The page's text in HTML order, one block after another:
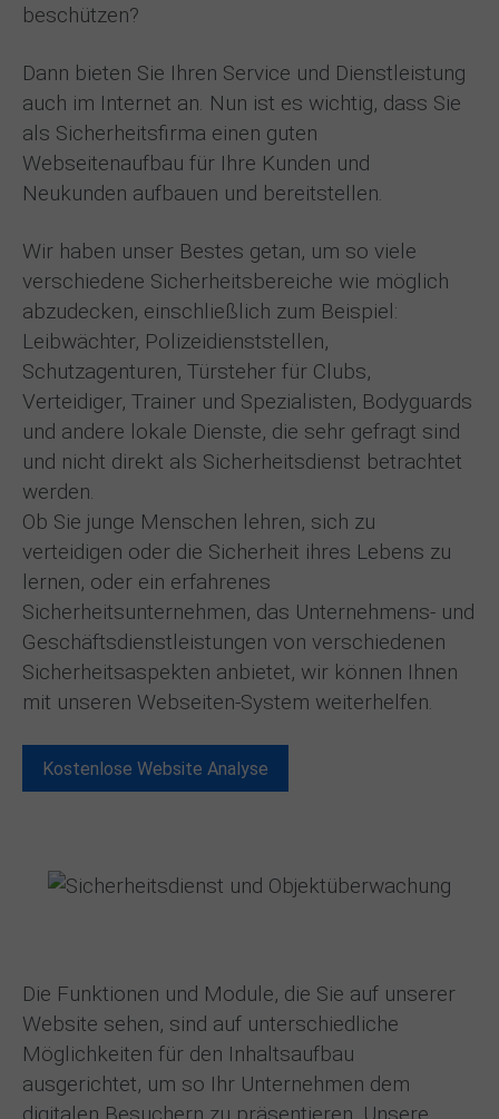
beschützen?
Dann bieten Sie Ihren Service und Dienstleistung
auch im Internet an. Nun ist es wichtig, dass Sie
als Sicherheitsfirma einen guten
Webseitenaufbau für Ihre Kunden und
Neukunden aufbauen und bereitstellen.
Wir haben unser Bestes getan, um so viele
verschiedene Sicherheitsbereiche wie möglich
abzudecken, einschließlich zum Beispiel:
Leibwächter, Polizeidienststellen,
Schutzagenturen, Türsteher für Clubs,
Verteidiger, Trainer und Spezialisten, Bodyguards
und andere lokale Dienste, die sehr gefragt sind
und nicht direkt als Sicherheitsdienst betrachtet
werden.
Ob Sie junge Menschen lehren, sich zu
verteidigen oder die Sicherheit ihres Lebens zu
lernen, oder ein erfahrenes
Sicherheitsunternehmen, das Unternehmens- und
Geschäftsdienstleistungen von verschiedenen
Sicherheitsaspekten anbietet, wir können Ihnen
mit unseren Webseiten-System weiterhelfen.
Kostenlose Website Analyse
Die Funktionen und Module, die Sie auf unserer
Website sehen, sind auf unterschiedliche
Möglichkeiten für den Inhaltsaufbau
ausgerichtet, um so Ihr Unternehmen dem